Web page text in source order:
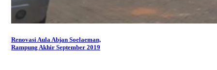
Renovasi Aula Abjan Soelaeman,
Rampung Akhir September 2019